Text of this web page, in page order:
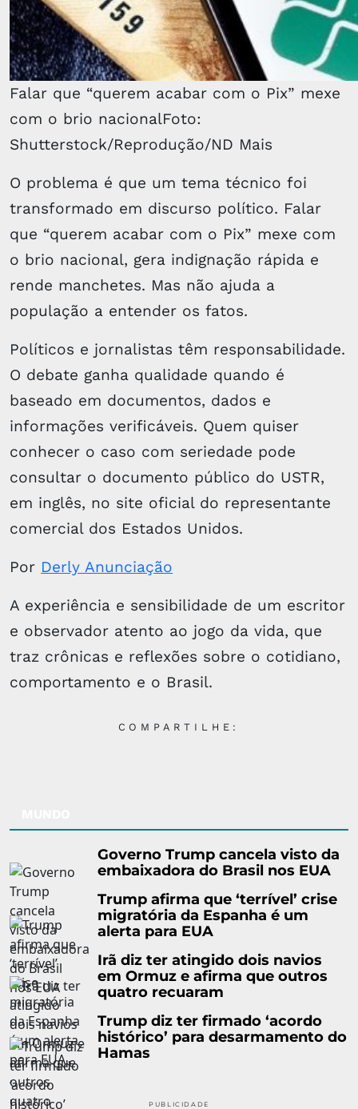
Falar que “querem acabar com o Pix” mexe
com o brio nacionalFoto:
Shutterstock/Reprodução/ND Mais
O problema é que um tema técnico foi
transformado em discurso político. Falar
que “querem acabar com o Pix” mexe com
o brio nacional, gera indignação rápida e
rende manchetes. Mas não ajuda a
população a entender os fatos.
Políticos e jornalistas têm responsabilidade.
O debate ganha qualidade quando é
baseado em documentos, dados e
informações verificáveis. Quem quiser
conhecer o caso com seriedade pode
consultar o documento público do USTR,
em inglês, no site oficial do representante
comercial dos Estados Unidos.
Por Derly Anunciação
A experiência e sensibilidade de um escritor
e observador atento ao jogo da vida, que
traz crônicas e reflexões sobre o cotidiano,
comportamento e o Brasil.
COMPARTILHE:
Governo Trump cancela visto da
embaixadora do Brasil nos EUA
Trump afirma que ‘terrível’ crise
migratória da Espanha é um
alerta para EUA
Irã diz ter atingido dois navios
em Ormuz e afirma que outros
quatro recuaram
Trump diz ter firmado ‘acordo
histórico’ para desarmamento do
Hamas
PUBLICIDADE